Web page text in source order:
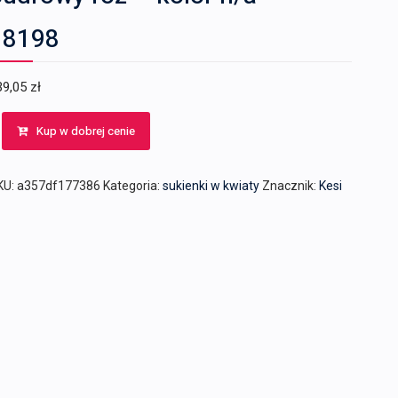
zł
Kup w dobrej cenie
a357df177386 Kategoria: sukienki w kwiaty Znacznik: Kesi